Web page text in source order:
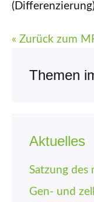
« Zurück zum
Themen
Aktuelles
Satzung des
Gen- und